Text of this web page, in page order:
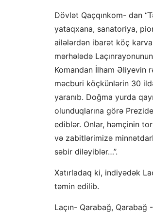
Dövlət Qaçqınkom- dan
yataqxana, sanatoriya,
ailələrdən ibarət köç
mərhələdə
Komandan İlham Əliyevin
məcburi köçkünlərin 30
yaranıb. Doğma yurda
olunduqlarına görə
ediblər. Onlar, həmçinin
və zabitlərimizə
səbir diləyiblər…”.
Xatırladaq ki, indiyədək
təmin edilib.
Laçın- Qarabağ, Qarabağ